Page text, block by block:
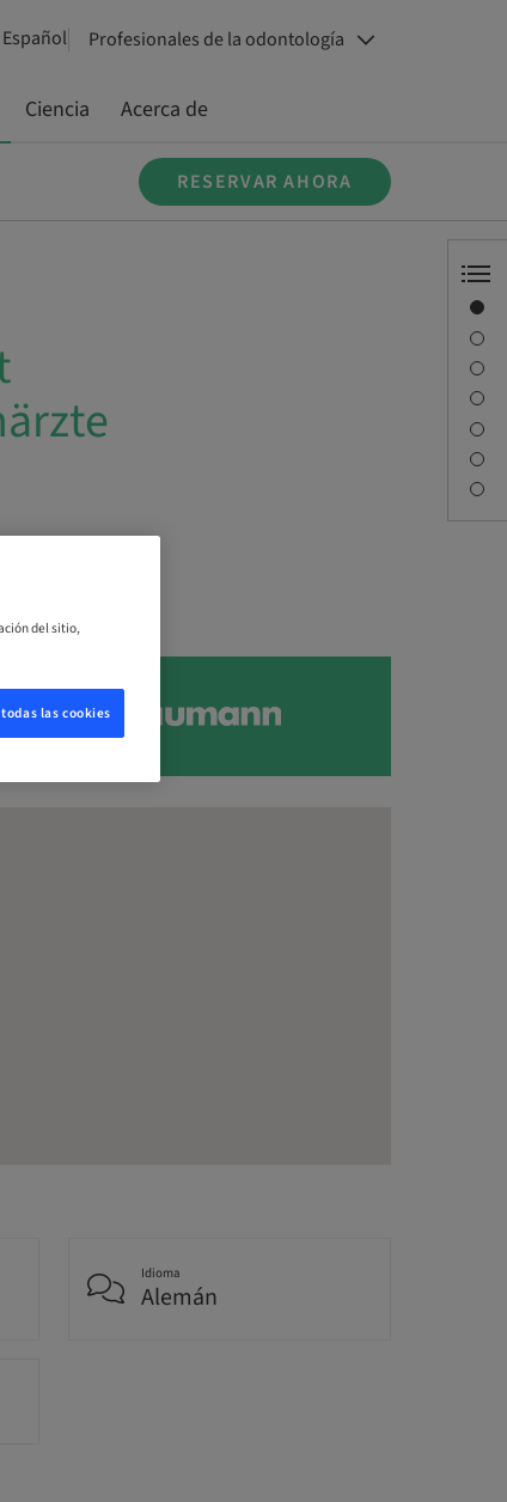
Profesionales de la odontología
Ciencia Acerca de
RESERVAR AHORA
Idioma
Alemán
del sitio,
las cookies